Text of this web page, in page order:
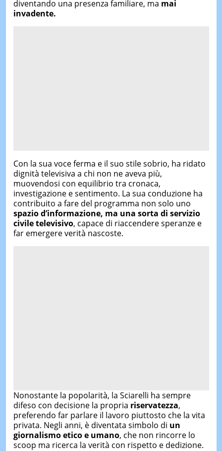
diventando una presenza familiare, ma mai
invadente.
Con la sua voce ferma e il suo stile sobrio, ha ridato
dignità televisiva a chi non ne aveva più,
muovendosi con equilibrio tra cronaca,
investigazione e sentimento. La sua conduzione ha
contribuito a fare del programma non solo uno
spazio d’informazione, ma una sorta di servizio
civile televisivo, capace di riaccendere speranze e
far emergere verità nascoste.
Nonostante la popolarità, la Sciarelli ha sempre
difeso con decisione la propria riservatezza,
preferendo far parlare il lavoro piuttosto che la vita
privata. Negli anni, è diventata simbolo di un
giornalismo etico e umano, che non rincorre lo
scoop ma ricerca la verità con rispetto e dedizione.